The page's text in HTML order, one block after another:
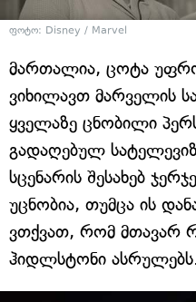
ფოტო: Disney / Marvel
მართალია, ცოტა უფრო
ვიხილავთ მარველის
ყველაზე ცნობილი
გადაღებულ
სცენარის შესახებ
უცნობია, თუმცა ის
ვთქვათ, რომ მთავარ
ჰიდლსტონი